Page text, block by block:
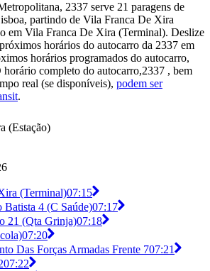
2337 serve 21 paragens de
partindo de Vila Franca De Xira
em Vila Franca De Xira (Terminal). Deslize
horários do autocarro da 2337 em
horários programados do autocarro,
horário completo do autocarro,2337 , bem
real (se disponíveis), podem ser
.
(Estação)
(Terminal)07:15
4 (C Saúde)07:17
21 (Qta Grinja)07:18
07:20
Das Forças Armadas Frente 707:21
07:22